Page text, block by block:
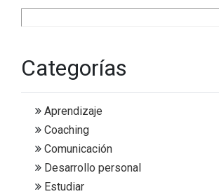
Categorías
Aprendizaje
Coaching
Comunicación
Desarrollo personal
Estudiar